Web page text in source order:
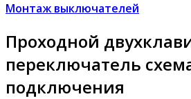
Монтаж выключателей
Проходной
переключатель
подключения